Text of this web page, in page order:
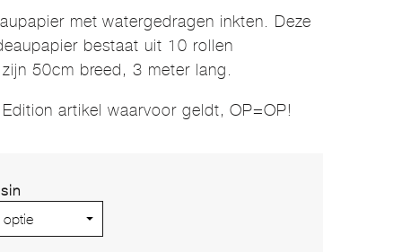
met watergedragen inkten. Deze
bestaat uit 10 rollen
50cm breed, 3 meter lang.
artikel waarvoor geldt, OP=OP!